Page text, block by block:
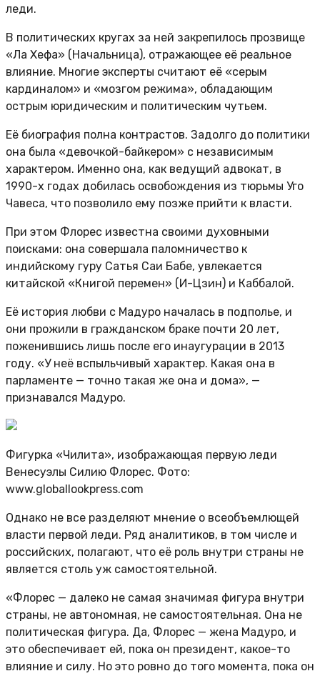
леди.
В политических кругах за ней закрепилось прозвище
«Ла Хефа» (Начальница), отражающее её реальное
влияние. Многие эксперты считают её «серым
кардиналом» и «мозгом режима», обладающим
острым юридическим и политическим чутьем.
Её биография полна контрастов. Задолго до политики
она была «девочкой-байкером» с независимым
характером. Именно она, как ведущий адвокат, в
1990-х годах добилась освобождения из тюрьмы Уго
Чавеса, что позволило ему позже прийти к власти.
При этом Флорес известна своими духовными
поисками: она совершала паломничество к
индийскому гуру Сатья Саи Бабе, увлекается
китайской «Книгой перемен» (И-Цзин) и Каббалой.
Её история любви с Мадуро началась в подполье, и
они прожили в гражданском браке почти 20 лет,
поженившись лишь после его инаугурации в 2013
году. «У неё вспыльчивый характер. Какая она в
парламенте — точно такая же она и дома», —
признавался Мадуро.
Фигурка «Чилита», изображающая первую леди
Венесуэлы Силию Флорес. Фото:
www.globallookpress.com
Однако не все разделяют мнение о всеобъемлющей
власти первой леди. Ряд аналитиков, в том числе и
российских, полагают, что её роль внутри страны не
является столь уж самостоятельной.
«Флорес — далеко не самая значимая фигура внутри
страны, не автономная, не самостоятельная. Она не
политическая фигура. Да, Флорес — жена Мадуро, и
это обеспечивает ей, пока он президент, какое-то
влияние и силу. Но это ровно до того момента, пока он